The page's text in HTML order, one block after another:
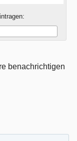
benachrichtigen